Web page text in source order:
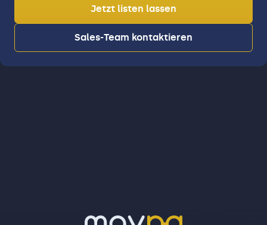
Jetzt listen lassen
Sales-Team kontaktieren